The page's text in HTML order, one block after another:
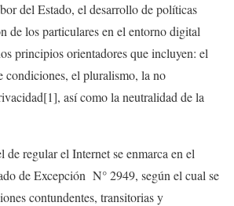
del Estado, el desarrollo de políticas
de los particulares en el entorno digital
principios orientadores que incluyen: el
condiciones, el pluralismo, la no
[1], así como la neutralidad de la
de regular el Internet se enmarca en el
de Excepción N° 2949, según el cual se
contundentes, transitorias y